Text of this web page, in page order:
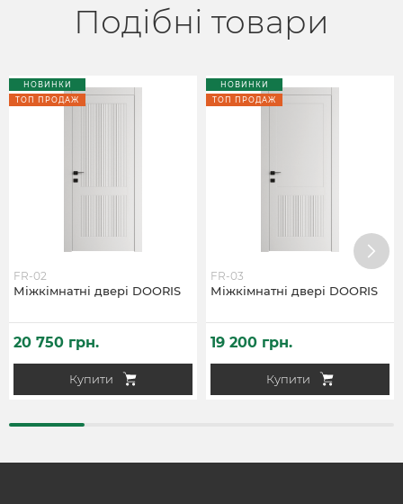
Подібні товари
НОВИНКИ
ТОП ПРОДАЖ
Міжкімнатні двері DOORIS
FR-02
Купити
20 750 грн.
НОВИНКИ
ТОП ПРОДАЖ
Міжкімнатні двері DOORIS
FR-03
Купити
19 200 грн.